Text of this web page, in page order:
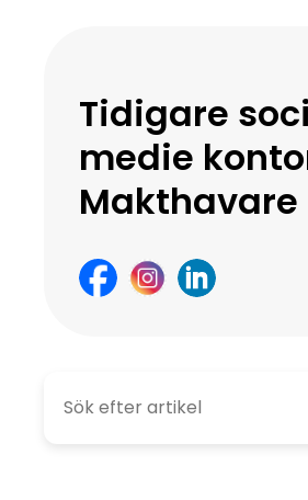
Tidigare
medie
Makthavare